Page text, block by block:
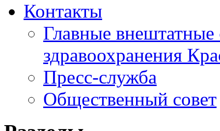
Контакты
Главные внештатные
здравоохранения
Пресс-служба
Общественный совет